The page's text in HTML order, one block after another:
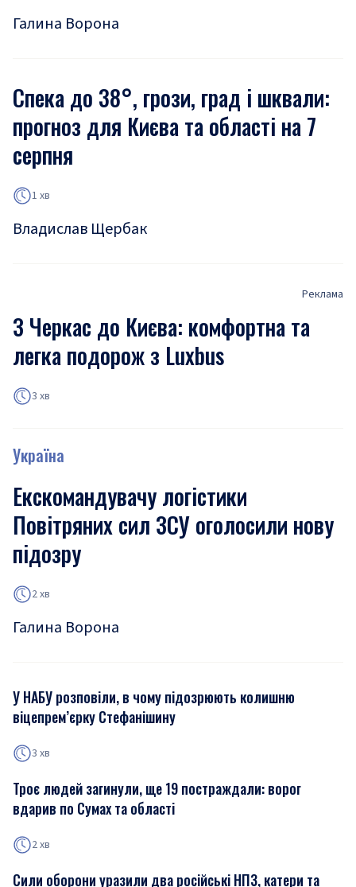
Галина Ворона
Спека до 38°, грози, град і шквали:
прогноз для Києва та області на 7
серпня
1 хв
Владислав Щербак
Реклама
З Черкас до Києва: комфортна та
легка подорож з Luxbus
3 хв
Україна
Екскомандувачу логістики
Повітряних сил ЗСУ оголосили нову
підозру
2 хв
Галина Ворона
У НАБУ розповіли, в чому підозрюють колишню
віцепрем’єрку Стефанішину
3 хв
Троє людей загинули, ще 19 постраждали: ворог
вдарив по Сумах та області
2 хв
Сили оборони уразили два російські НПЗ, катери та